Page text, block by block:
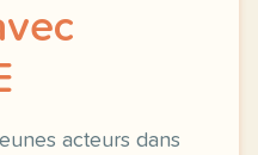
acteurs dans